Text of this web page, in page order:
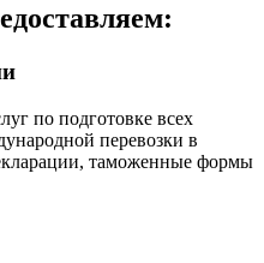
по подготовке всех
перевозки в
таможенные формы